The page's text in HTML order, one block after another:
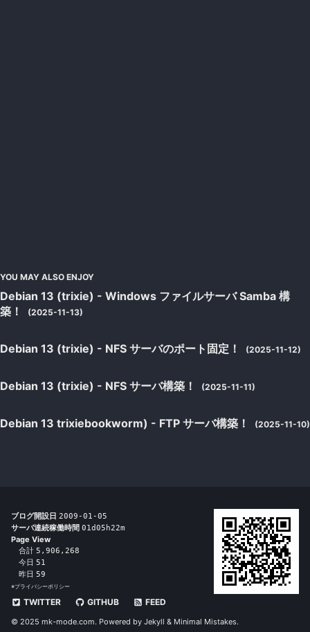
YOU MAY ALSO ENJOY
Debian 13 (trixie) - Windows ファイルサーバ Samba 構
築！
(2025-11-13)
Debian 13 (trixie) - NFS サーバのポート固定！ (2025-11-12)
Debian 13 (trixie) - NFS サーバ構築！ (2025-11-11)
Debian 13 trixiebookworm) - FTP サーバ構築！ (2025-11-10)
ブログ開設日 2009-01-05
サーバ連続稼働時間 01d05h22m
Page View
合計 5,906,268
今日 51
昨日 59
※プライバシーポリシー
TWITTER GITHUB FEED
© 2025 mk-mode.com. Powered by Jekyll & Minimal Mistakes.